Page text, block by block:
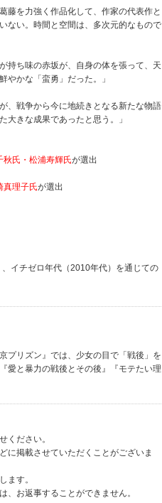
を力強く作品化して、作家の代表作と
ない。時間と空間は、多次元的なもので
持ち味の赤坂が、自身の体を張って、天
やかな「蛮勇」だった。」
、戦争から今に地続きとなる新たな物語
大きな成果であったと思う。」
秋氏・松浦寿輝氏が選出
真理子氏が選出
イチゼロ年代（2010年代）を通じての
プリズン』では、少女の目で「戦後」を
愛と暴力の戦後とその後』『モテたい理
ください。
に掲載させていただくことがございま
ます。
お返事することができません。